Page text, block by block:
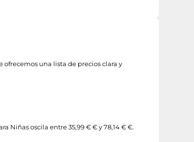
ofrecemos una lista de precios clara y
Niñas oscila entre 35,99 € € y 78,14 € €.